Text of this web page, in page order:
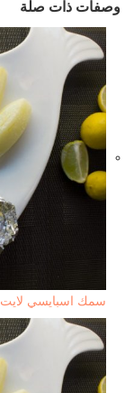
وصفات ذات صلة
سمك اسبايسي لايت